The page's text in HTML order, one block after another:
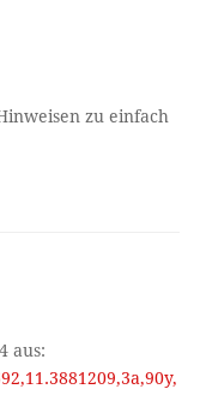
zu einfach
aus: